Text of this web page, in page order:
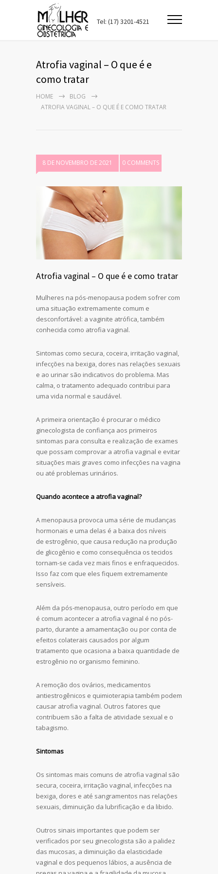
Tel: (17) 3201-4521
Atrofia vaginal – O que é e
como tratar
HOME
BLOG
ATROFIA VAGINAL – O QUE É E COMO TRATAR
8 DE NOVEMBRO DE 2021 0 COMMENTS
Atrofia vaginal – O que é e como tratar
Mulheres na pós-menopausa podem sofrer com
uma situação extremamente comum e
desconfortável: a vaginite atrófica, também
conhecida como atrofia vaginal.
Sintomas como secura, coceira, irritação vaginal,
infecções na bexiga, dores nas relações sexuais
e ao urinar são indicativos do problema. Mas
calma, o tratamento adequado contribui para
uma vida normal e saudável.
A primeira orientação é procurar o médico
ginecologista de confiança aos primeiros
sintomas para consulta e realização de exames
que possam comprovar a atrofia vaginal e evitar
situações mais graves como infecções na vagina
ou até problemas urinários.
Quando acontece a atrofia vaginal?
A menopausa provoca uma série de mudanças
hormonais e uma delas é a baixa dos níveis
de estrogênio, que causa redução na produção
de glicogênio e como consequência os tecidos
tornam-se cada vez mais finos e enfraquecidos.
Isso faz com que eles fiquem extremamente
sensíveis.
Além da pós-menopausa, outro período em que
é comum acontecer a atrofia vaginal é no pós-
parto, durante a amamentação ou por conta de
efeitos colaterais causados por algum
tratamento que ocasiona a baixa quantidade de
estrogênio no organismo feminino.
A remoção dos ovários, medicamentos
antiestrogênicos e quimioterapia também podem
causar atrofia vaginal. Outros fatores que
contribuem são a falta de atividade sexual e o
tabagismo.
Sintomas
Os sintomas mais comuns de atrofia vaginal são
secura, coceira, irritação vaginal, infecções na
bexiga, dores e até sangramentos nas relações
sexuais, diminuição da lubrificação e da libido.
Outros sinais importantes que podem ser
verificados por seu ginecologista são a palidez
das mucosas, a diminuição da elasticidade
vaginal e dos pequenos lábios, a ausência de